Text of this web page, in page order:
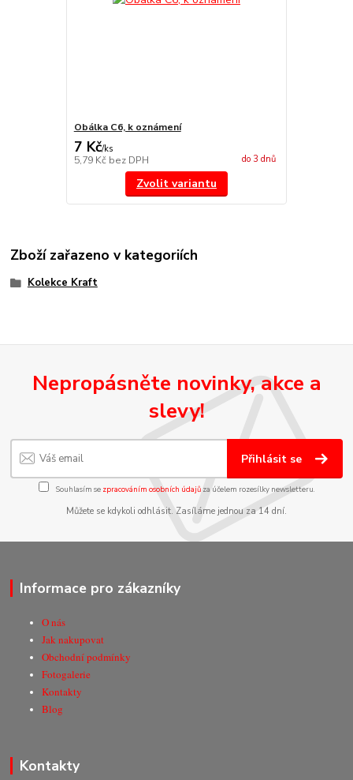
Obálka C6, k oznámení
7 Kč/ks
5,79 Kč bez DPH do 3 dnů
Zvolit variantu
Zboží zařazeno v kategoriích
Kolekce Kraft
Nepropásněte novinky, akce a
slevy!
Přihlásit se
Souhlasím se zpracováním osobních údajůza účelem rozesílky newsletteru.
Můžete se kdykoli odhlásit. Zasíláme jednou za 14 dní.
Informace pro zákazníky
O nás
Jak nakupovat
Obchodní podmínky
Fotogalerie
Kontakty
Blog
Kontakty